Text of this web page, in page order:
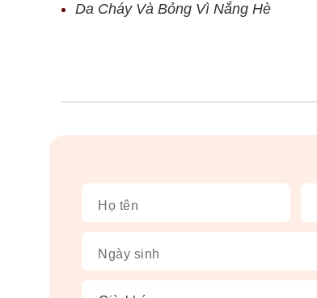
Da Cháy Và Bỏng Vì Nắng Hè
Họ tên
Ngày sinh